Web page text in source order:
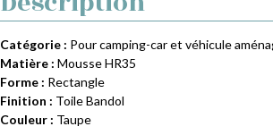
Catégorie : Pour camping-car et véhicule
Matière : Mousse HR35
Forme : Rectangle
Finition : Toile Bandol
Couleur : Taupe